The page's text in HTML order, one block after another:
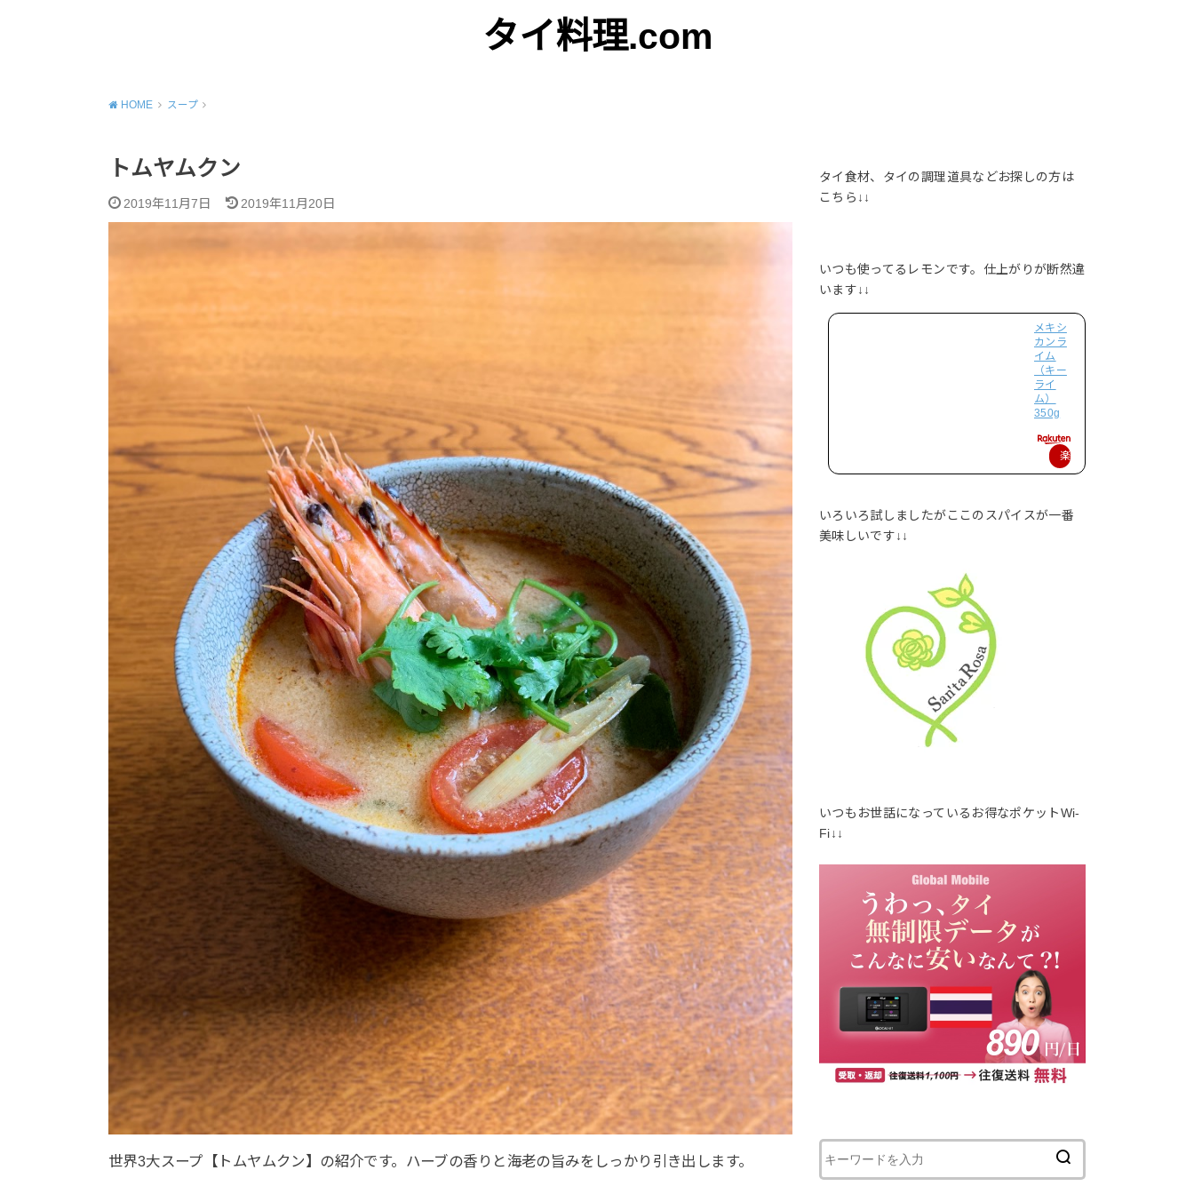
タイ料理.com
HOME スープ
トムヤムクン
2019年11月7日 2019年11月20日
世界3大スープ【トムヤムクン】の紹介です。ハーブの香りと海老の旨みをしっかり引き出します。
タイ食材、タイの調理道具などお探しの方は
こちら↓↓
いつも使ってるレモンです。仕上がりが断然違
います↓↓
メキシ
カンラ
イム
（キー
ライ
ム）
350g
楽
いろいろ試しましたがここのスパイスが一番
美味しいです↓↓
いつもお世話になっているお得なポケットWi-
Fi↓↓